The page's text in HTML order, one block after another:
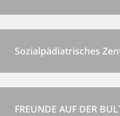
Sozialpädiatrisches
FREUNDE AUF DER